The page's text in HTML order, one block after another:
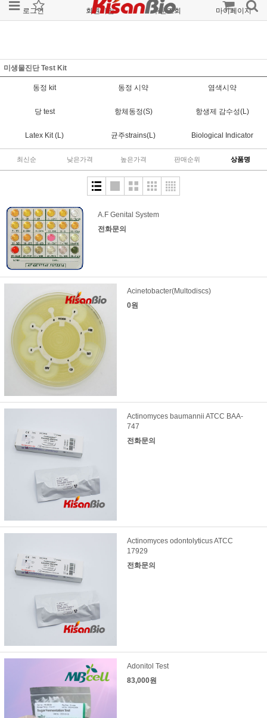
로그인 회원가입 주문조회 마이페이지
미생물진단 Test Kit
동정 kit 동정 시약 염색시약
당 test 항체동정(S) 항생제 감수성(L)
Latex Kit (L) 균주strains(L) Biological Indicator
최신순 낮은가격 높은가격 판매순위 상품명
A.F Genital System
전화문의
Acinetobacter(Multodiscs)
0원
Actinomyces baumannii ATCC BAA-
747
전화문의
Actinomyces odontolyticus ATCC
17929
전화문의
Adonitol Test
83,000원